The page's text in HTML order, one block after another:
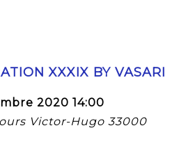
XXXIX BY VASARI
2020 14:00
Victor-Hugo 33000